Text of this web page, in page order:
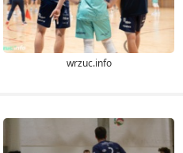
wrzuc.info